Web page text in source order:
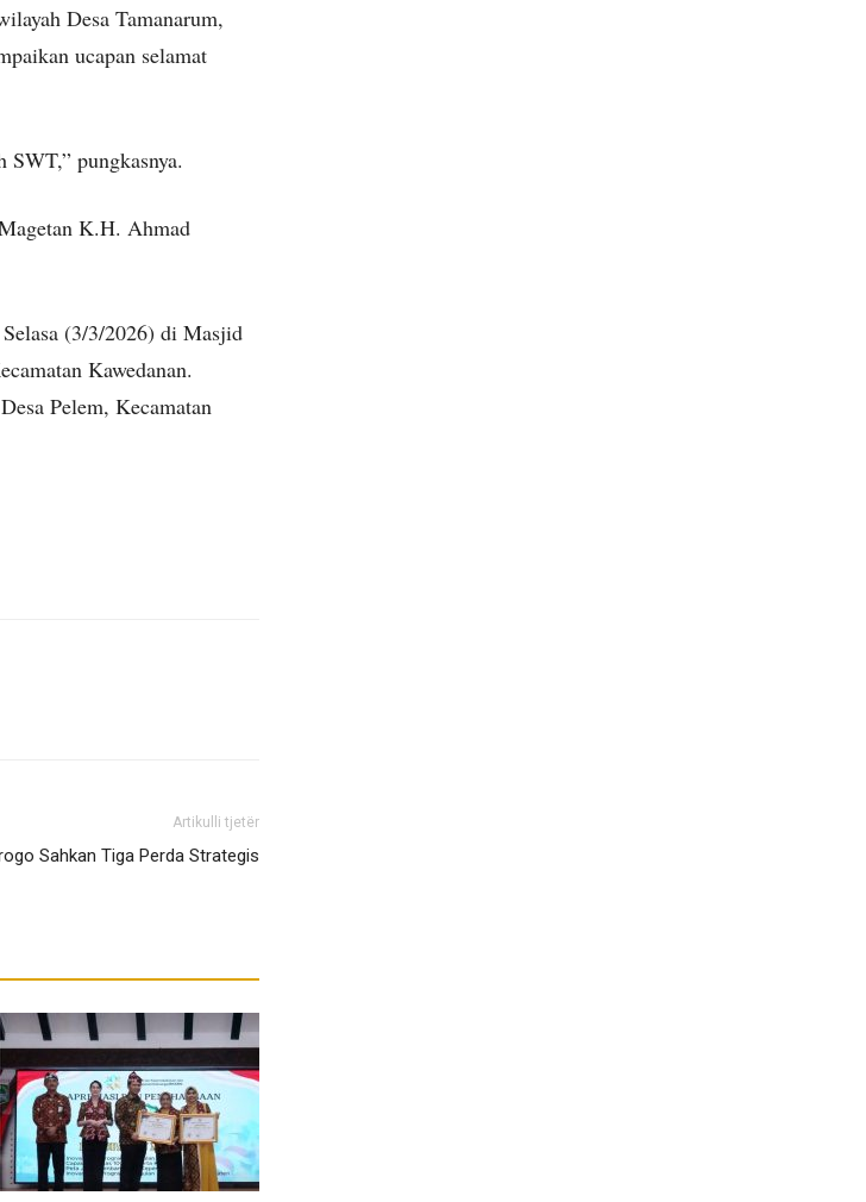
Desa Tamanarum,
ucapan selamat
pungkasnya.
K.H. Ahmad
(3/3/2026) di Masjid
Kawedanan.
Pelem, Kecamatan
Artikulli tjetër
Sahkan Tiga Perda Strategis